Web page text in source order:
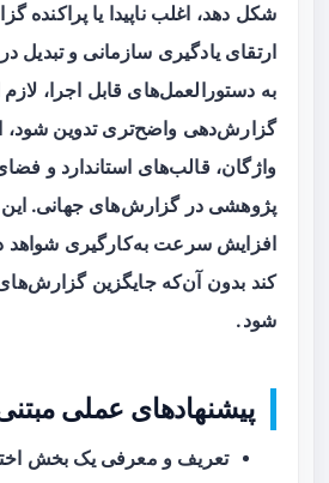
شکل دهد، اغلب ناپیدا یا
ارتقای یادگیری سازمانی و
به دستورالعمل‌های قابل اجرا،
گزارش‌دهی واضح‌تری تدوین شود،
واژگان، قالب‌های استاندارد و
پژوهشی در گزارش‌های جهانی. این
افزایش سرعت به‌کارگیری شواهد
کند بدون آن‌که جایگزین
شود.
پیشنهادهای عملی
تعریف و معرفی یک بخش